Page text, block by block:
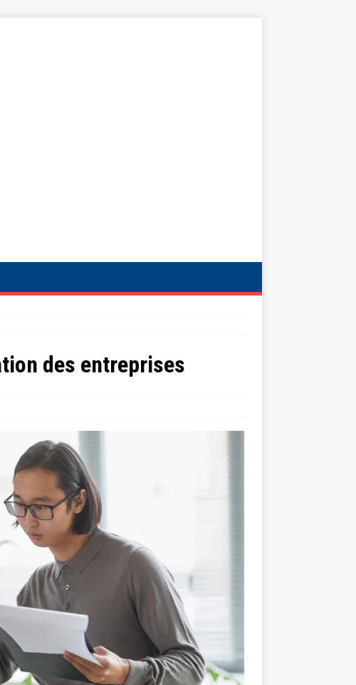
des entreprises